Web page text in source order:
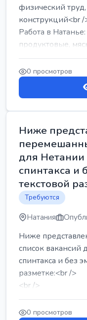
физический
конструкций<br /
Работа в
продуктовые,
Разнорабочий на
0 просмотров
Ниже
для Нетании
спинтакса и
текстовой
Требуются
Натания
Ниже
список вакансий
спинтакса и без
разметке:<br />
<br />
Работа в
требу...
0 просмотров